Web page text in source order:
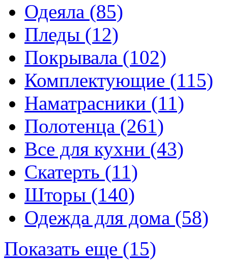
Одеяла (85)
Пледы (12)
Покрывала (102)
Комплектующие (115)
Наматрасники (11)
Полотенца (261)
Все для кухни (43)
Скатерть (11)
Шторы (140)
Одежда для дома (58)
Показать еще (15)